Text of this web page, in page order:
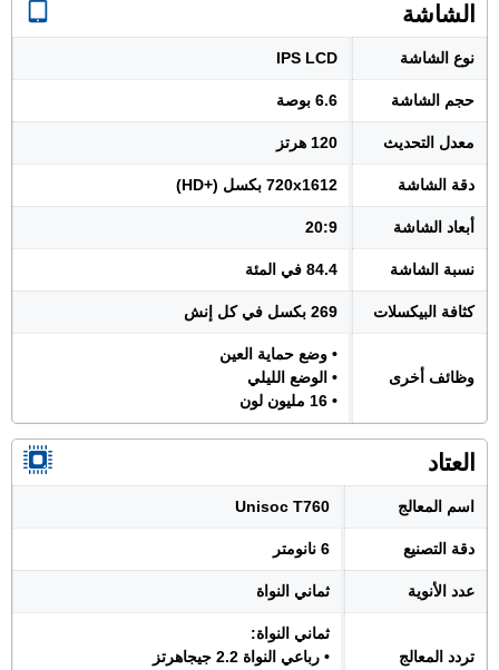
الشاشة
نوع الشاشة IPS LCD
حجم الشاشة 6.6 بوصة
معدل التحديث 120 هرتز
دقة الشاشة 720x1612 بكسل (+HD)
أبعاد الشاشة 20:9
نسبة الشاشة 84.4 في المئة
كثافة البيكسلات 269 بكسل في كل إنش
وظائف أخرى
• وضع حماية العين
• الوضع الليلي
• 16 مليون لون
العتاد
اسم المعالج Unisoc T760
دقة التصنيع 6 نانومتر
عدد الأنوية ثماني النواة
تردد المعالج
ثماني النواة:
• رباعي النواة 2.2 جيجاهرتز